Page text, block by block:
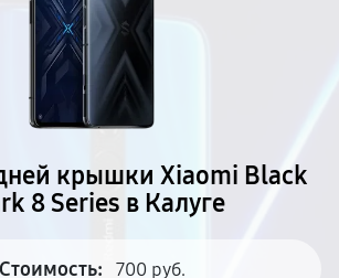
крышки Xiaomi Black
8 Series в Калуге
Стоимость: 700 руб.